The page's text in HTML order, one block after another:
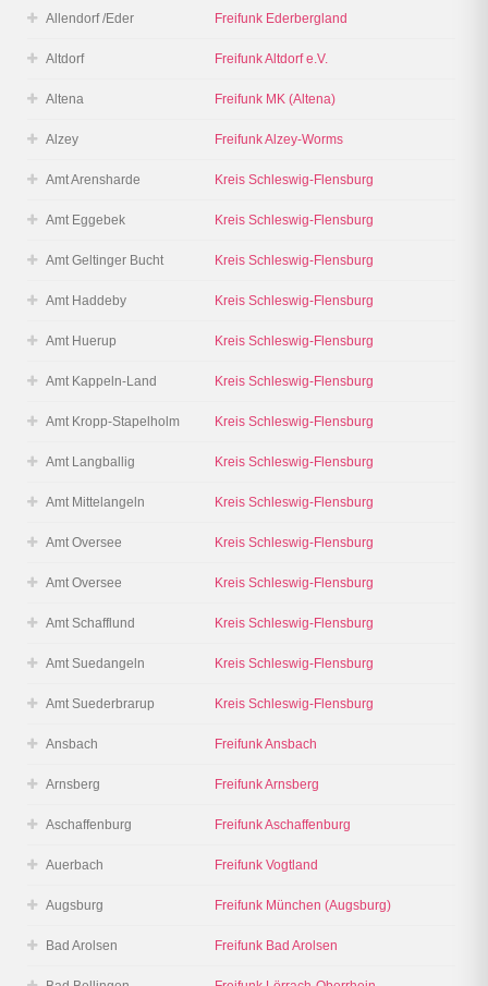
Allendorf /Eder Freifunk Ederbergland
Altdorf Freifunk Altdorf e.V.
Altena Freifunk MK (Altena)
Alzey Freifunk Alzey-Worms
Amt Arensharde Kreis Schleswig-Flensburg
Amt Eggebek Kreis Schleswig-Flensburg
Amt Geltinger Bucht Kreis Schleswig-Flensburg
Amt Haddeby Kreis Schleswig-Flensburg
Amt Huerup Kreis Schleswig-Flensburg
Amt Kappeln-Land Kreis Schleswig-Flensburg
Amt Kropp-Stapelholm Kreis Schleswig-Flensburg
Amt Langballig Kreis Schleswig-Flensburg
Amt Mittelangeln Kreis Schleswig-Flensburg
Amt Oversee Kreis Schleswig-Flensburg
Amt Oversee Kreis Schleswig-Flensburg
Amt Schafflund Kreis Schleswig-Flensburg
Amt Suedangeln Kreis Schleswig-Flensburg
Amt Suederbrarup Kreis Schleswig-Flensburg
Ansbach Freifunk Ansbach
Arnsberg Freifunk Arnsberg
Aschaffenburg Freifunk Aschaffenburg
Auerbach Freifunk Vogtland
Augsburg Freifunk München (Augsburg)
Bad Arolsen Freifunk Bad Arolsen